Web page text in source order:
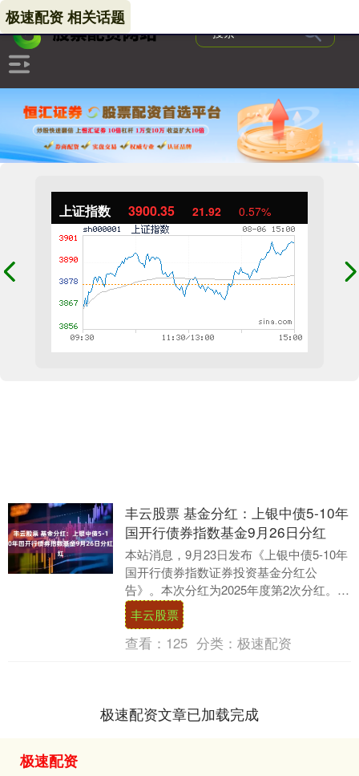
上证指数 3900.35 21.92 0.57%
极速配资 相关话题
丰云股票 基金分红：上银中债5-10年
国开行债券指数基金9月26日分红
本站消息，9月23日发布《上银中债5-10年
国开行债券指数证券投资基金分红公
告》。本次分红为2025年度第2次分红。公
告显示，本次分红的收益分配基准日为9月
9日....
丰云股票
查看： 125 分类： 极速配资
极速配资文章已加载完成
极速配资